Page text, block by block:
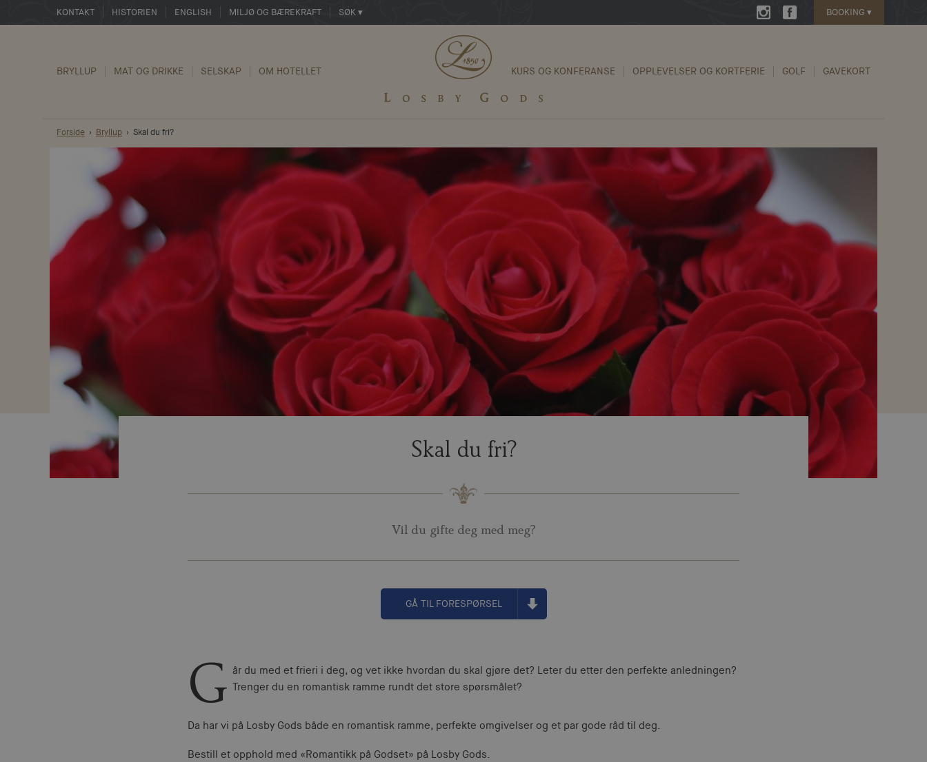
KONTAKT HISTORIEN ENGLISH MILJØ OG BÆREKRAFT SØK ▾ BOOKING ▾
BRYLLUP MAT OG DRIKKE SELSKAP OM HOTELLET KURS OG KONFERANSE OPPLEVELSER OG KORTFERIE GOLF GAVEKORT
Forside Bryllup Skal du fri?
Skal du fri?
Vil du gifte deg med meg?
GÅ TIL FORESPØRSEL
G år du med et frieri i deg, og vet ikke hvordan du skal gjøre det? Leter du etter den perfekte anledningen?
Trenger du en romantisk ramme rundt det store spørsmålet?
Da har vi på Losby Gods både en romantisk ramme, perfekte omgivelser og et par gode råd til deg.
Bestill et opphold med «Romantikk på Godset» på Losby Gods.